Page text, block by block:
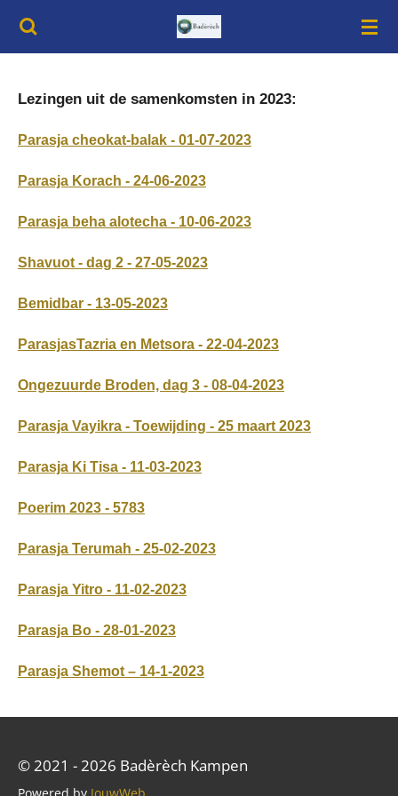
Ga
direct
naar
hoofdinhoud
Lezingen uit de samenkomsten in 2023:
Parasja cheokat-balak - 01-07-2023
Parasja Korach - 24-06-2023
Parasja beha alotecha - 10-06-2023
Shavuot - dag 2 - 27-05-2023
Bemidbar - 13-05-2023
ParasjasTazria en Metsora - 22-04-2023
Ongezuurde Broden, dag 3 - 08-04-2023
Parasja Vayikra - Toewijding - 25 maart 2023
Parasja Ki Tisa - 11-03-2023
Poerim 2023 - 5783
Parasja Terumah - 25-02-2023
Parasja Yitro - 11-02-2023
Parasja Bo - 28-01-2023
Parasja Shemot – 14-1-2023
© 2021 - 2026 Badèrèch Kampen